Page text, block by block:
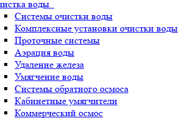
воды
Системы очистки воды
Комплексные установки очистки воды
Проточные системы
Аэрация воды
Удаление железа
Умягчение воды
Системы обратного осмоса
Кабинетные умягчители
Коммерческий осмос